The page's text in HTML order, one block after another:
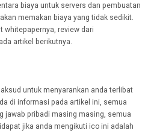
biaya untuk servers dan pembuatan
memakan biaya yang tidak sedikit.
whitepapernya, review dari
artikel berikutnya.
untuk menyarankan anda terlibat
di informasi pada artikel ini, semua
jawab pribadi masing masing, semua
jika anda mengikuti ico ini adalah